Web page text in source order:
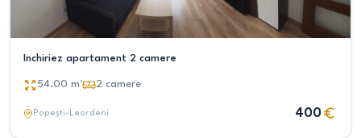
Inchiriez apartament 2 camere
54.00 m² 2 camere
Popești-Leordeni 400